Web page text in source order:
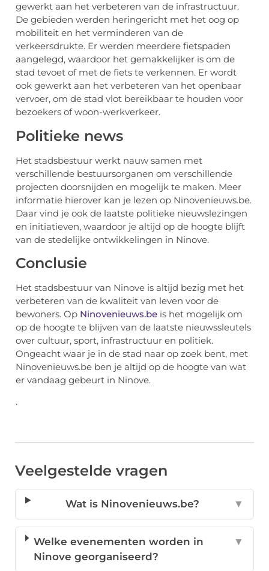
gewerkt aan het verbeteren van de infrastructuur.
De gebieden werden heringericht met het oog op
mobiliteit en het verminderen van de
verkeersdrukte. Er werden meerdere fietspaden
aangelegd, waardoor het gemakkelijker is om de
stad tevoet of met de fiets te verkennen. Er wordt
ook gewerkt aan het verbeteren van het openbaar
vervoer, om de stad vlot bereikbaar te houden voor
bezoekers of woon-werkverkeer.
Politieke news
Het stadsbestuur werkt nauw samen met
verschillende bestuursorganen om verschillende
projecten doorsnijden en mogelijk te maken. Meer
informatie hierover kan je lezen op Ninovenieuws.be.
Daar vind je ook de laatste politieke nieuwslezingen
en initiatieven, waardoor je altijd op de hoogte blijft
van de stedelijke ontwikkelingen in Ninove.
Conclusie
Het stadsbestuur van Ninove is altijd bezig met het
verbeteren van de kwaliteit van leven voor de
bewoners. Op Ninovenieuws.be is het mogelijk om
op de hoogte te blijven van de laatste nieuwssleutels
over cultuur, sport, infrastructuur en politiek.
Ongeacht waar je in de stad naar op zoek bent, met
Ninovenieuws.be ben je altijd op de hoogte van wat
er vandaag gebeurt in Ninove.
.
Veelgestelde vragen
Wat is Ninovenieuws.be? ▼
Welke evenementen worden in
Ninove georganiseerd?
▼